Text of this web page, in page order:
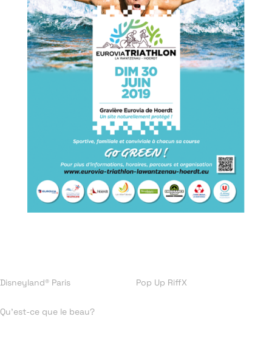
Disneyland® Paris Pop Up RiffX
Qu’est-ce que le beau?